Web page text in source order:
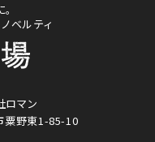
ベルティ
ロマン
粟野東1-85-10